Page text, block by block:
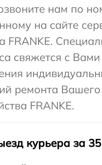
нам по
на сайте
FRANKE.
свяжется с
ремонта Вашего
FRANKE.
курьера за